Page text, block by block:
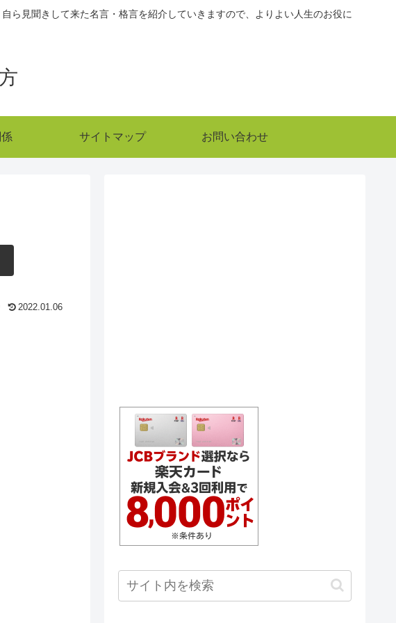
ら見聞きして来た名言・格言を紹介していきますので、よりよい人生のお役に
係 サイトマップ お問い合わせ
2022.01.06